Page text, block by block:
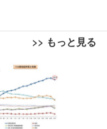
>> もっと見る
レワーク 疲れな
クト 約105度ロッ
昇降 強化ナイロ
ワーク H-WY01
ター | FlexScan
Type-C・ホワ
薄型 レギュラー 1
枚